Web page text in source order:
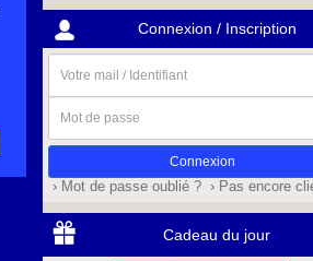
Connexion / Inscription
mail
/
Identifiant
de
passe
› Mot de passe oublié ? › Pas encore
Cadeau du jour